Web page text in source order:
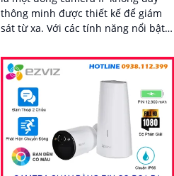
thông minh được thiết kế để giám
sát từ xa. Với các tính năng nổi bật
quan sát ban...